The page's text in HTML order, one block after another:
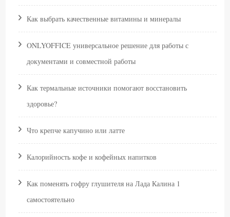
Как выбрать качественные витамины и минералы
ONLYOFFICE универсальное решение для работы с
документами и совместной работы
Как термальные источники помогают восстановить
здоровье?
Что крепче капучино или латте
Калорийность кофе и кофейных напитков
Как поменять гофру глушителя на Лада Калина 1
самостоятельно